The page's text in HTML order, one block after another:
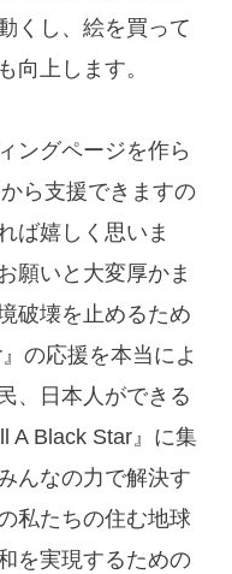
くし、絵を買って
も向上します。
ングページを作ら
ら支援できますの
ば嬉しく思いま
願いと大変厚かま
破壊を止めるため
の応援を本当によ
、日本人ができる
A Black Star』に集
んなの力で解決す
私たちの住む地球
を実現するための